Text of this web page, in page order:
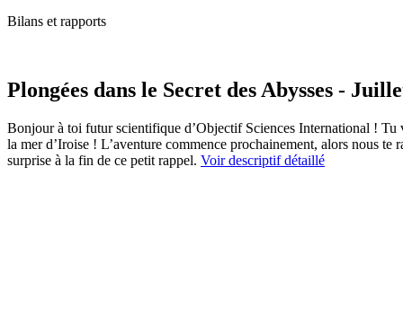
Bilans et rapports
Plongées dans le Secret des Abysses -
Bonjour à toi futur scientifique d’Objectif Sciences International ! Tu
la mer d’Iroise ! L’aventure commence prochainement, alors nous
surprise à la fin de ce petit rappel. Voir descriptif détaillé